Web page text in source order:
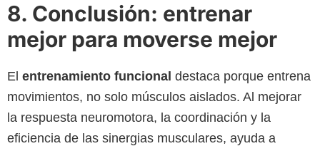
8. Conclusión: entrenar
mejor para moverse mejor
El entrenamiento funcional destaca porque entrena
movimientos, no solo músculos aislados. Al mejorar
la respuesta neuromotora, la coordinación y la
eficiencia de las sinergias musculares, ayuda a